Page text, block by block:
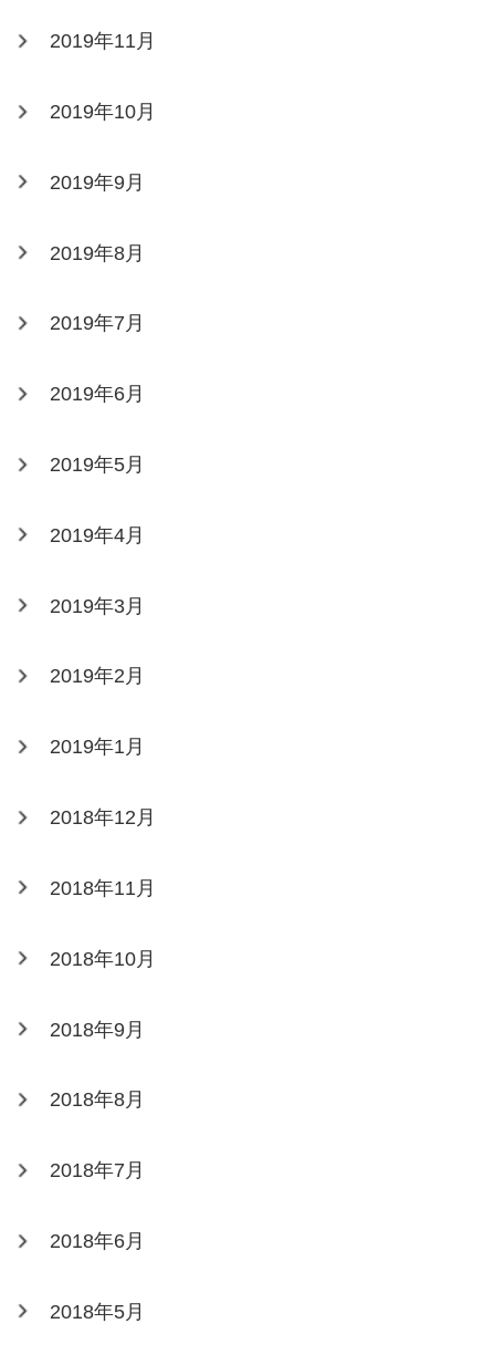
2019年11月
2019年10月
2019年9月
2019年8月
2019年7月
2019年6月
2019年5月
2019年4月
2019年3月
2019年2月
2019年1月
2018年12月
2018年11月
2018年10月
2018年9月
2018年8月
2018年7月
2018年6月
2018年5月